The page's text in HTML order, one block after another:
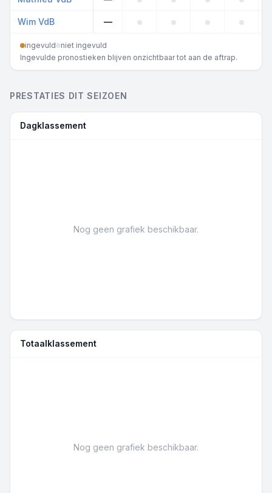
Wim VdB —
ingevuld
niet ingevuld
Ingevulde pronostieken blijven onzichtbaar tot aan de aftrap.
PRESTATIES DIT SEIZOEN
Dagklassement
Nog geen grafiek beschikbaar.
Totaalklassement
Nog geen grafiek beschikbaar.